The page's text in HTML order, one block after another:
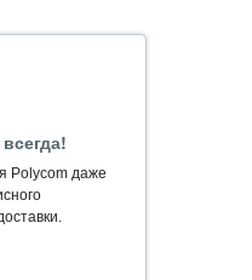
Polycom даже